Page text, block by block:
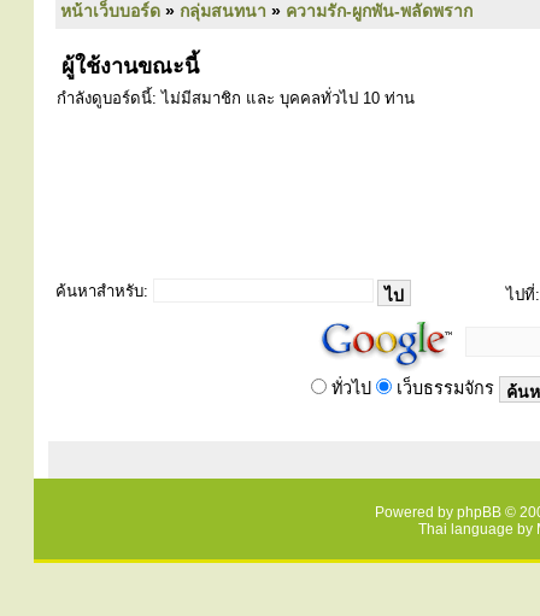
หน้าเว็บบอร์ด » กลุ่มสนทนา » ความรัก-ผูกพัน-พลัดพราก
ผู้ใช้งานขณะนี้
กำลังดูบอร์ดนี้: ไม่มีสมาชิก และ บุคคลทั่วไป 10 ท่าน
ค้นหาสำหรับ: ไปที่:
ทั่วไป เว็บธรรมจักร
Powered by phpBB ©
Thai language by